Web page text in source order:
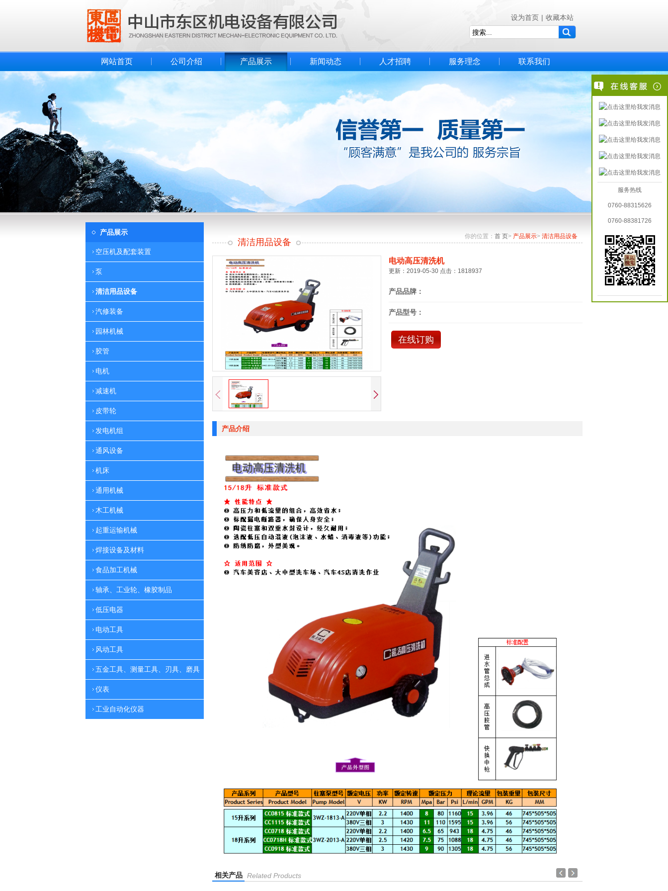
设为首页 | 收藏本站
网站首页 公司介绍 产品展示 新闻动态 人才招聘 服务理念 联系我们
产品展示
空压机及配套装置
泵
清洁用品设备
汽修装备
园林机械
胶管
电机
减速机
皮带轮
发电机组
通风设备
机床
通用机械
木工机械
起重运输机械
焊接设备及材料
食品加工机械
轴承、工业轮、橡胶制品
低压电器
电动工具
风动工具
五金工具、测量工具、刃具、磨具
仪表
工业自动化仪器
你的位置： 首 页> 产品展示> 清洁用品设备
清洁用品设备
电动高压清洗机
更新：2019-05-30 点击：1818937
产品品牌：
产品型号：
在线订购
产品介绍
相关产品 Related Products
服务热线
0760-88315626
0760-88381726